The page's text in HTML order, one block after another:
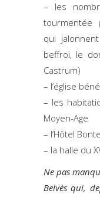
– les
tourmentée
qui
beffroi, le
Castrum)
– l’église
– les
Moyen-Age
– l’Hôtel
– la halle du
Ne pas
Belvès qui,